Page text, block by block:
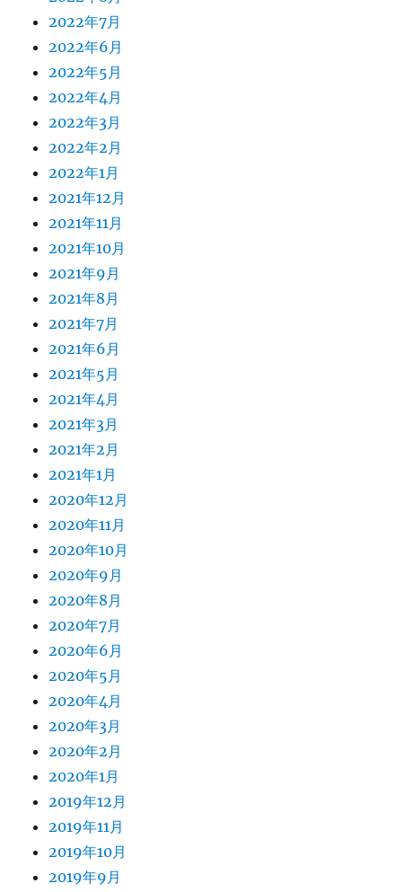
2022年7月
2022年6月
2022年5月
2022年4月
2022年3月
2022年2月
2022年1月
2021年12月
2021年11月
2021年10月
2021年9月
2021年8月
2021年7月
2021年6月
2021年5月
2021年4月
2021年3月
2021年2月
2021年1月
2020年12月
2020年11月
2020年10月
2020年9月
2020年8月
2020年7月
2020年6月
2020年5月
2020年4月
2020年3月
2020年2月
2020年1月
2019年12月
2019年11月
2019年10月
2019年9月